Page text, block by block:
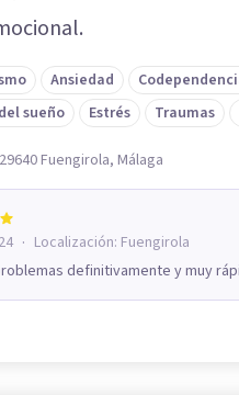
Ansiedad
sueño
Estrés Traumas
Fuengirola, Málaga
· Localización: Fuengirola
definitivamente y muy